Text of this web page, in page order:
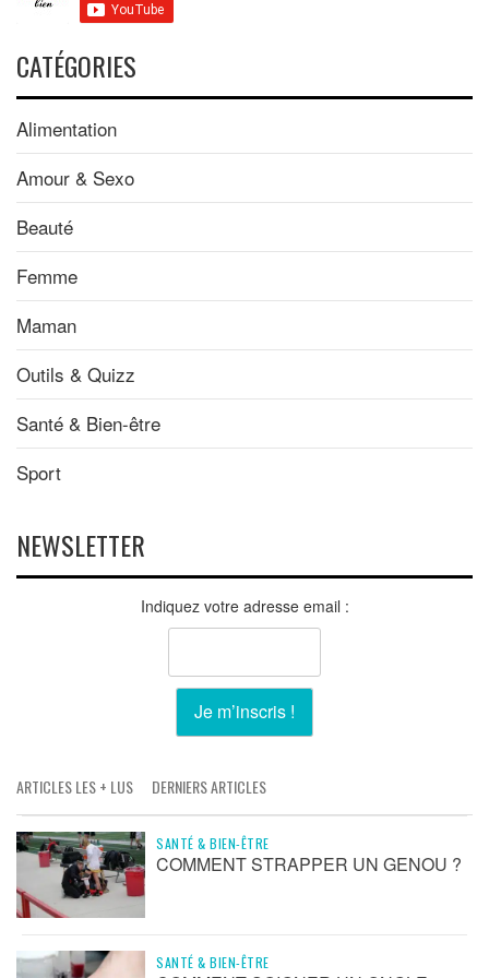
CATÉGORIES
Alimentation
Amour & Sexo
Beauté
Femme
Maman
Outils & Quizz
Santé & Bien-être
Sport
NEWSLETTER
Indiquez votre adresse email :
ARTICLES LES + LUS DERNIERS ARTICLES
SANTÉ & BIEN-ÊTRE
COMMENT STRAPPER UN GENOU ?
SANTÉ & BIEN-ÊTRE